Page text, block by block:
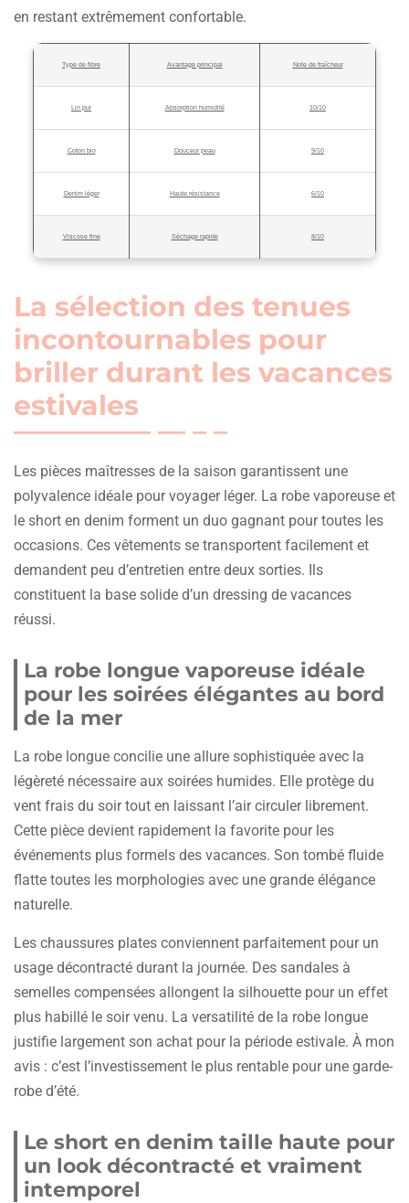
en restant extrêmement confortable.
Type de fibre Avantage principal Note de fraîcheur
Lin pur Absorption humidité 10/10
Coton bio Douceur peau 9/10
Denim léger Haute résistance 6/10
Viscose fine Séchage rapide 8/10
La sélection des tenues
incontournables pour
briller durant les vacances
estivales
Les pièces maîtresses de la saison garantissent une
polyvalence idéale pour voyager léger. La robe vaporeuse et
le short en denim forment un duo gagnant pour toutes les
occasions. Ces vêtements se transportent facilement et
demandent peu d’entretien entre deux sorties. Ils
constituent la base solide d’un dressing de vacances
réussi.
La robe longue vaporeuse idéale
pour les soirées élégantes au bord
de la mer
La robe longue concilie une allure sophistiquée avec la
légèreté nécessaire aux soirées humides. Elle protège du
vent frais du soir tout en laissant l’air circuler librement.
Cette pièce devient rapidement la favorite pour les
événements plus formels des vacances. Son tombé fluide
flatte toutes les morphologies avec une grande élégance
naturelle.
Les chaussures plates conviennent parfaitement pour un
usage décontracté durant la journée. Des sandales à
semelles compensées allongent la silhouette pour un effet
plus habillé le soir venu. La versatilité de la robe longue
justifie largement son achat pour la période estivale. À mon
avis : c’est l’investissement le plus rentable pour une garde-
robe d’été.
Le short en denim taille haute pour
un look décontracté et vraiment
intemporel